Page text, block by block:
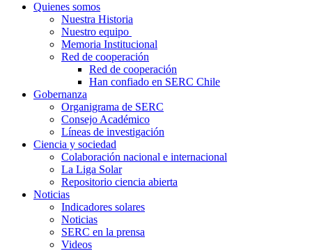
Quienes somos
Nuestra Historia
Nuestro equipo
Memoria Institucional
Red de cooperación
Red de cooperación
Han confiado en SERC Chile
Gobernanza
Organigrama de SERC
Consejo Académico
Líneas de investigación
Ciencia y sociedad
Colaboración nacional e internacional
La Liga Solar
Repositorio ciencia abierta
Noticias
Indicadores solares
Noticias
SERC en la prensa
Videos